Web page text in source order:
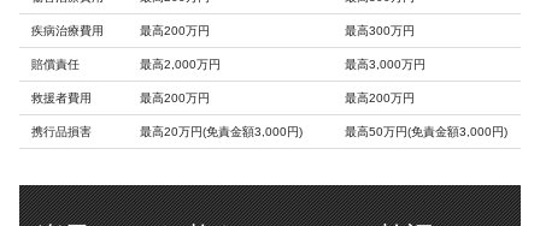
疾病治療費用 最高200万円 最高300万円
賠償責任 最高2,000万円 最高3,000万円
救援者費用 最高200万円 最高200万円
携行品損害 最高20万円(免責金額3,000円) 最高50万円(免責金額3,000円)